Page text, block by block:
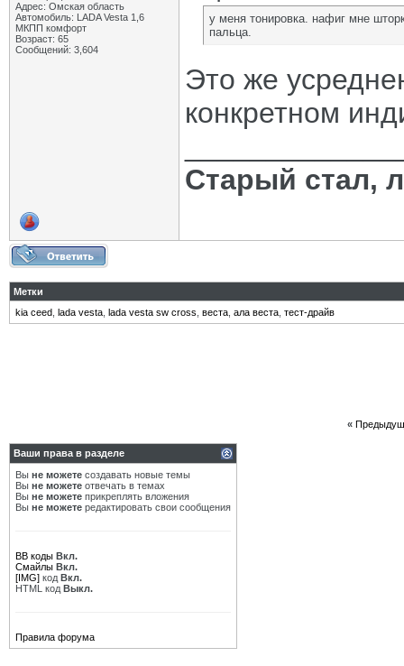
Адрес: Омская область
Автомобиль: LADA Vesta 1,6
МКПП комфорт
Возраст: 65
Сообщений: 3,604
у меня тонировка. нафиг мне
пальца.
Это же
конкретном
Старый стал,
Метки
kia ceed lada vesta lada vesta sw cross веста ала веста тест-драйв
«
Ваши права в разделе
Вы не можете создавать новые темы
Вы не можете отвечать в темах
Вы не можете прикреплять вложения
Вы не можете редактировать свои сообщения
BB коды Вкл.
Смайлы Вкл.
[IMG] код Вкл.
HTML код Выкл.
Правила форума